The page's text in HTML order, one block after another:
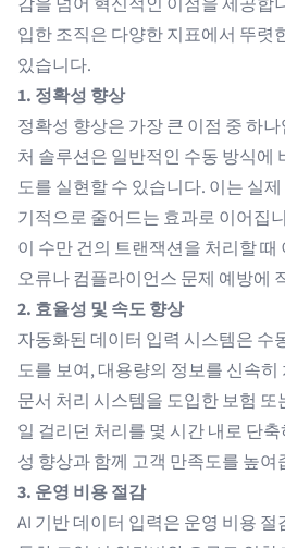
입한 조직은 다양한 지표에서 뚜렷
있습니다.
1. 정확성 향상
정확성 향상은 가장 큰 이점 중 하
처 솔루션은 일반적인 수동 방식에
도를 실현할 수 있습니다. 이는 실
기적으로 줄어드는 효과로 이어집
이 수만 건의 트랜잭션을 처리할
오류나 컴플라이언스 문제 예방에
2. 효율성 및 속도 향상
자동화된 데이터 입력 시스템은 수
도를 보여, 대용량의 정보를 신속
문서 처리 시스템을 도입한 보험
일 걸리던 처리를 몇 시간 내로 단
성 향상과 함께 고객 만족도를 높여
3. 운영 비용 절감
AI 기반 데이터 입력은 운영 비용